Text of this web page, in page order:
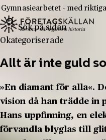
Hoppa till innehåll
Till innehåll
Gymnasiearbetet - med
Sök efter:
Okategoriserade
Allt är inte guld
»En diamant för alla«.
vision då han trädde in
Hans uppfinning, en
förvandla blyglas till